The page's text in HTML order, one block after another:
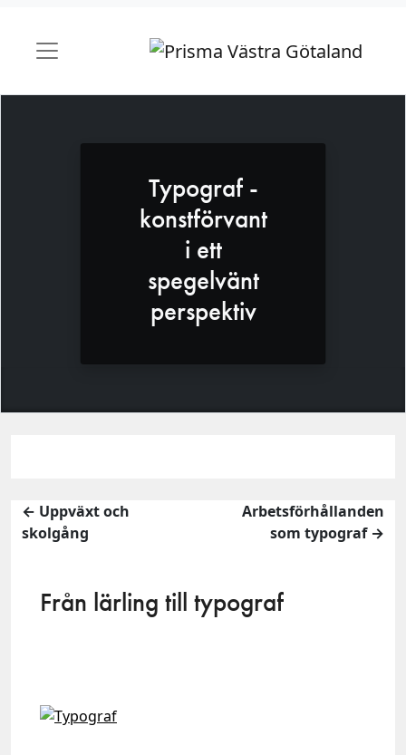
Typograf -
konstförvant
i ett
spegelvänt
perspektiv
← Uppväxt och
skolgång
Arbetsförhållanden
som typograf →
Från lärling till typograf